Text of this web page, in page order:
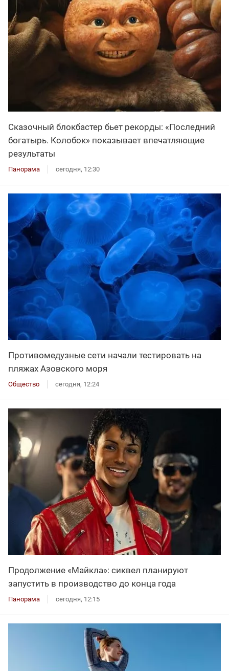
Сказочный блокбастер бьет рекорды: «Последний
богатырь. Колобок» показывает впечатляющие
результаты
Панорама сегодня, 12:30
Противомедузные сети начали тестировать на
пляжах Азовского моря
Общество сегодня, 12:24
Продолжение «Майкла»: сиквел планируют
запустить в производство до конца года
Панорама сегодня, 12:15